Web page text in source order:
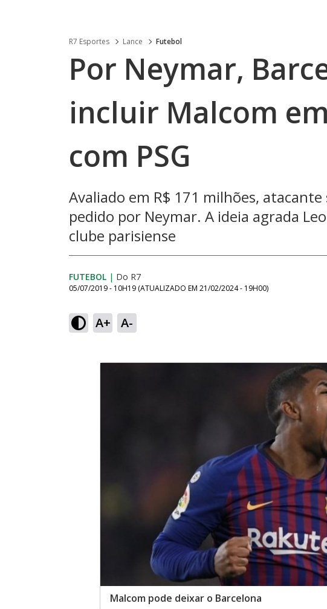
R7 Esportes Lance Futebol
Por Neymar,
incluir Malcom
com PSG
Avaliado em R$ 171 milhões,
pedido por Neymar. A ideia agrada
clube parisiense
FUTEBOL | Do R7
05/07/2019 - 10H19 (ATUALIZADO EM 21/02/2024 - 19H00)
A+ A-
Malcom pode deixar o Barcelona